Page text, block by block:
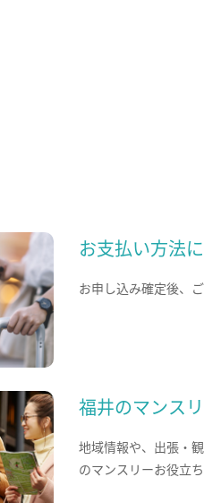
お支払い方法
お申し込み確定後、
福井のマンス
地域情報や、出張・
のマンスリーお役立